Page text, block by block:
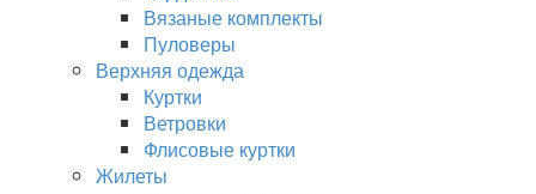
Вязаные комплекты
Пуловеры
Верхняя одежда
Куртки
Ветровки
Флисовые куртки
Жилеты